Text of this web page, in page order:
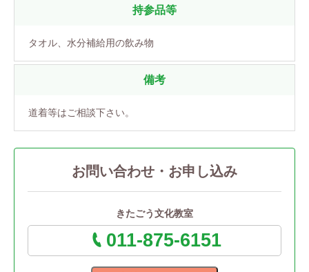
持参品等
タオル、水分補給用の飲み物
備考
道着等はご相談下さい。
お問い合わせ・お申し込み
きたごう文化教室
011-875-6151